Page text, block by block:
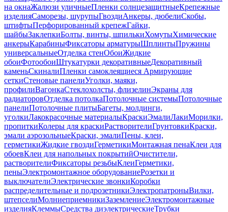
на окнаЖалюзи уличныеПленки солнцезащитныеКрепежные
изделияСаморезы, шурупыГвоздиАнкеры, дюбелиСкобы,
штифтыПерфорированный крепежГайки,
шайбыЗаклепкиБолты, винты, шпилькиХомутыХимические
анкерыКарабиныФиксаторы арматурыШплинтыПружины
универсальныеОтделка стенОбоиЖидкие
обоиФотообоиШтукатурки декоративныеДекоративный
каменьСкиналиПленки самоклеящиеся Армирующие
сеткиСтеновые панелиУголки, маяки,
профилиВагонкаСтеклохолсты, флизелинЭкраны для
радиаторовОтделка потолкаПотолочные системыПотолочные
панелиПотолочные плитыБагеты, молдинги,
уголкиЛакокрасочные материалыКраскиЭмалиЛакиМорилки,
пропиткиКолеры для краскиРастворителиГрунтовкиКраски,
эмали аэрозольныеКраски, эмалиПены, клеи,
герметикиЖидкие гвоздиГерметикиМонтажная пенаКлеи для
обоевКлеи для напольных покрытийОчистители,
растворителиФиксаторы резьбыКлеиГерметики,
пеныЭлектромонтажное оборудованиеРозетки и
выключателиЭлектрические звонкиКоробки
распределительные и подрозетникиЭлектропатроныВилки,
штепселиМолниеприемникиЗаземлениеЭлектромонтажные
изделияКлеммыСредства диэлектрическиеТрубки